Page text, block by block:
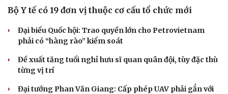
Bộ Y tế có 19 đơn vị thuộc cơ cấu tổ chức mới
Đại biểu Quốc hội: Trao quyền lớn cho Petrovietnam
phải có “hàng rào” kiểm soát
Đề xuất tăng tuổi nghỉ hưu sĩ quan quân đội, tùy đặc thù
từng vị trí
Đại tướng Phan Văn Giang: Cấp phép UAV phải gắn với